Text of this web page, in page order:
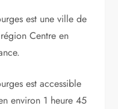
est une ville de
Centre en
est accessible
environ 1 heure 45